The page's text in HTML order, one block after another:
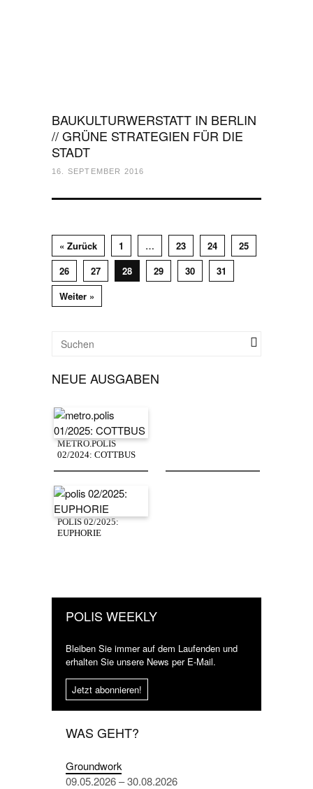
BAUKULTURWERSTATT IN BERLIN
// GRÜNE STRATEGIEN FÜR DIE
STADT
16. SEPTEMBER 2016
« Zurück 1 … 23 24
25
26
27 28 29 30
31
Weiter »
NEUE AUSGABEN
METRO.POLIS
02/2024: COTTBUS
POLIS 02/2025:
EUPHORIE
POLIS WEEKLY
Bleiben Sie immer auf dem Laufenden und
erhalten Sie unsere News per E-Mail.
Jetzt abonnieren!
WAS GEHT?
Groundwork
09.05.2026 – 30.08.2026